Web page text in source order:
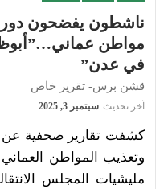
ناشطون يفضحون دور
مواطن
في عدن”
قشن برس- تقرير خاص
آخر تحديث سبتمبر 3, 2025
كشفت تقارير صحفية عن
وتعذيب المواطن
مليشيات المجلس